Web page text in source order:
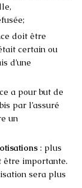
doit être
certain ou
d’une
a pour but de
par l’assuré
un
: plus
être importante.
sera plus